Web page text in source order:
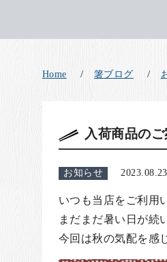
Home 箸ブログ
入荷商品の
お知らせ 2023.08.23
いつも当店をご利用
まだまだ暑い日が続
今回は秋の気配を感